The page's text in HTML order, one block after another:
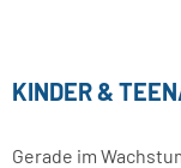
KINDER &
Gerade im